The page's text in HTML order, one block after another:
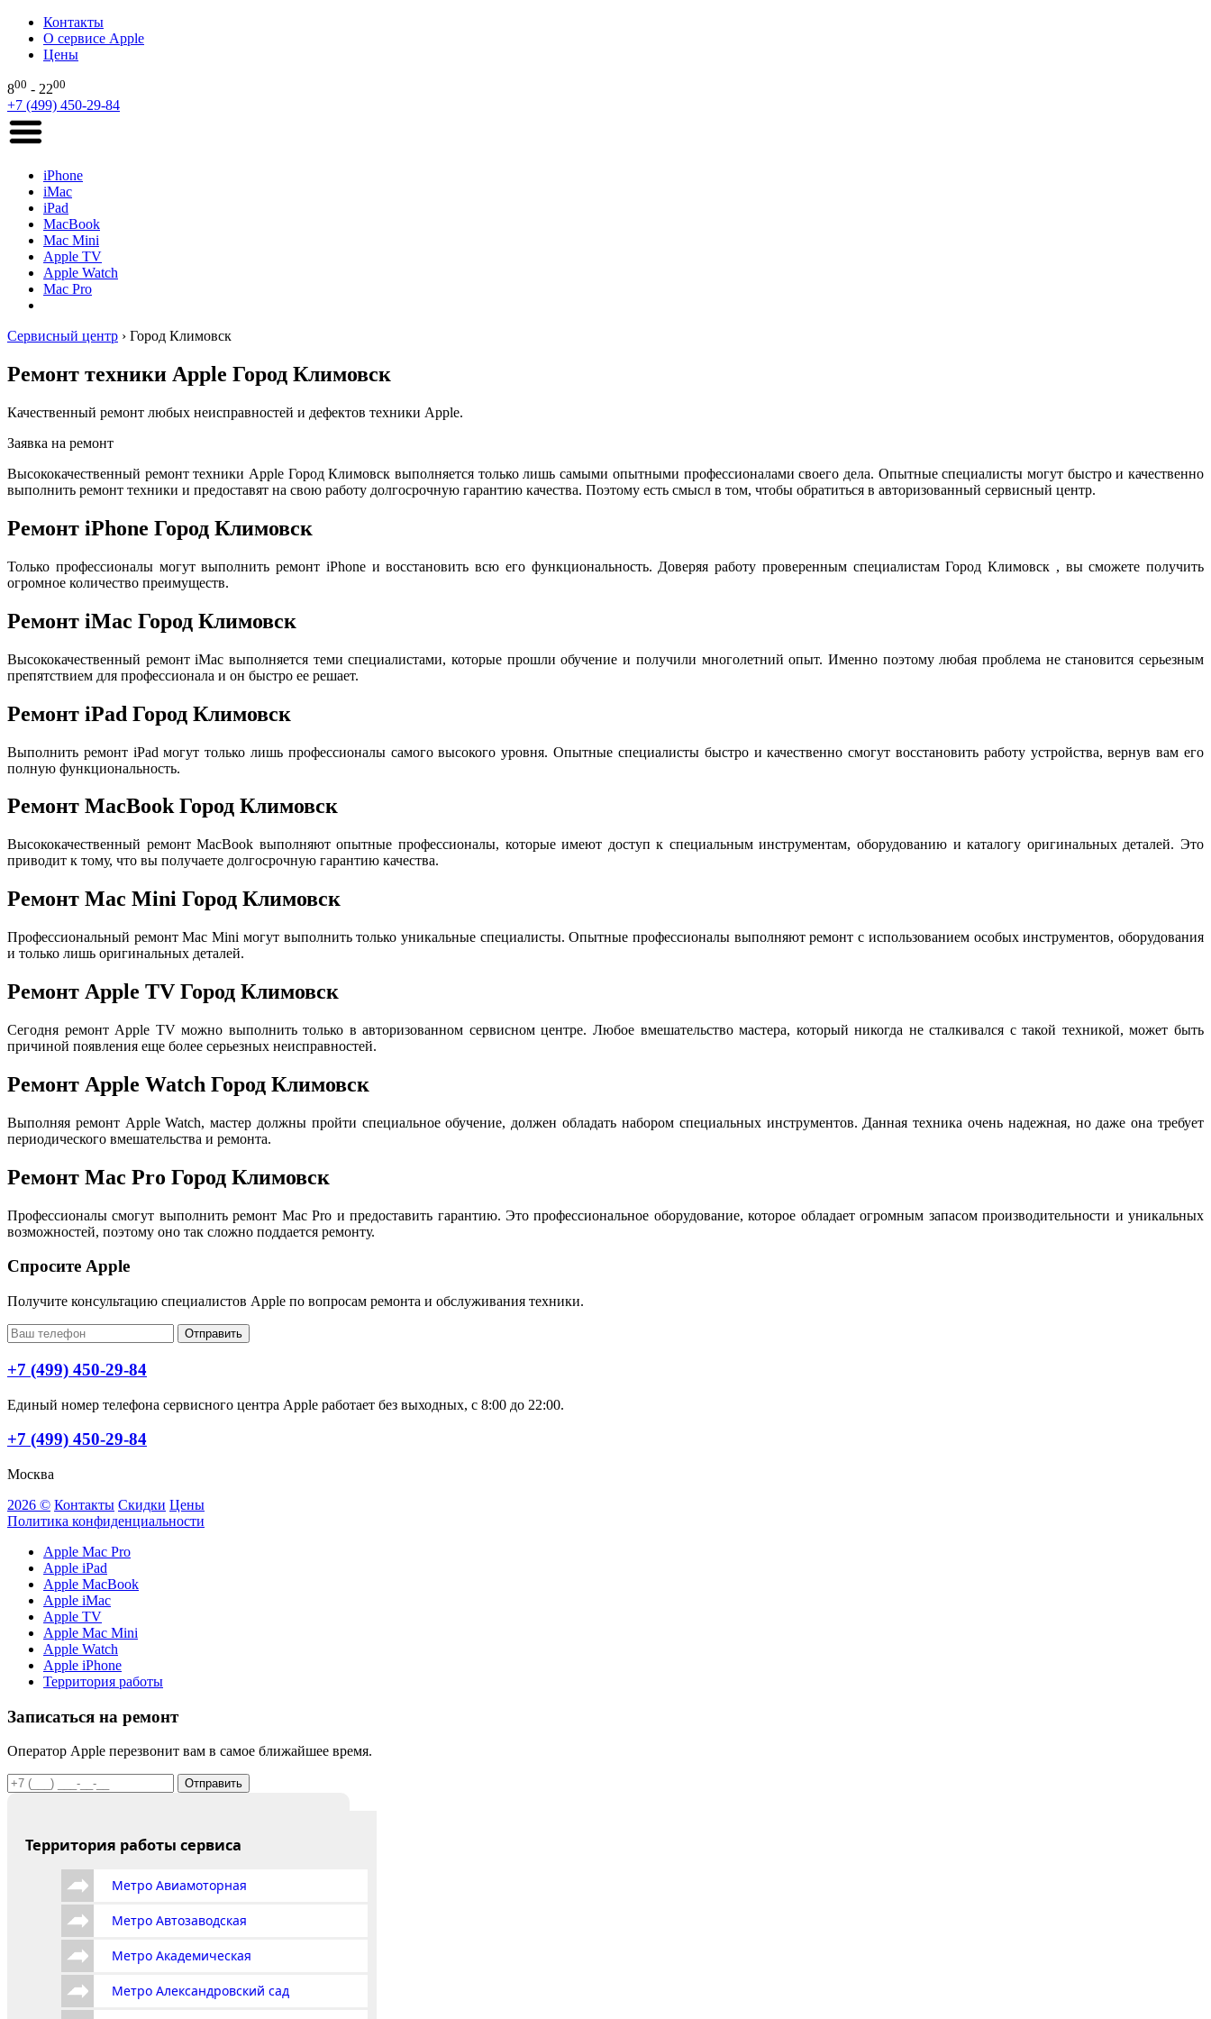
Контакты
О сервисе Apple
Цены
800 - 2200
+7 (499) 450-29-84
iPhone
iMac
iPad
MacBook
Mac Mini
Apple TV
Apple Watch
Mac Pro
Сервисный центр › Город Климовск
Ремонт техники Apple Город Климовск
Качественный ремонт любых неисправностей и дефектов техники Apple.
Заявка на ремонт
Высококачественный ремонт техники Apple Город Климовск выполняется только лишь самыми опытными профессионалами своего дела. Опытные специалисты могут быстро и качественно
выполнить ремонт техники и предоставят на свою работу долгосрочную гарантию качества. Поэтому есть смысл в том, чтобы обратиться в авторизованный сервисный центр.
Ремонт iPhone Город Климовск
Только профессионалы могут выполнить ремонт iPhone и восстановить всю его функциональность. Доверяя работу проверенным специалистам Город Климовск , вы сможете получить
огромное количество преимуществ.
Ремонт iMac Город Климовск
Высококачественный ремонт iMac выполняется теми специалистами, которые прошли обучение и получили многолетний опыт. Именно поэтому любая проблема не становится серьезным
препятствием для профессионала и он быстро ее решает.
Ремонт iPad Город Климовск
Выполнить ремонт iPad могут только лишь профессионалы самого высокого уровня. Опытные специалисты быстро и качественно смогут восстановить работу устройства, вернув вам его
полную функциональность.
Ремонт MacBook Город Климовск
Высококачественный ремонт MacBook выполняют опытные профессионалы, которые имеют доступ к специальным инструментам, оборудованию и каталогу оригинальных деталей. Это
приводит к тому, что вы получаете долгосрочную гарантию качества.
Ремонт Mac Mini Город Климовск
Профессиональный ремонт Mac Mini могут выполнить только уникальные специалисты. Опытные профессионалы выполняют ремонт с использованием особых инструментов, оборудования
и только лишь оригинальных деталей.
Ремонт Apple TV Город Климовск
Сегодня ремонт Apple TV можно выполнить только в авторизованном сервисном центре. Любое вмешательство мастера, который никогда не сталкивался с такой техникой, может быть
причиной появления еще более серьезных неисправностей.
Ремонт Apple Watch Город Климовск
Выполняя ремонт Apple Watch, мастер должны пройти специальное обучение, должен обладать набором специальных инструментов. Данная техника очень надежная, но даже она требует
периодического вмешательства и ремонта.
Ремонт Mac Pro Город Климовск
Профессионалы смогут выполнить ремонт Mac Pro и предоставить гарантию. Это профессиональное оборудование, которое обладает огромным запасом производительности и уникальных
возможностей, поэтому оно так сложно поддается ремонту.
Спросите Apple
Получите консультацию специалистов Apple по вопросам ремонта и обслуживания техники.
Отправить
+7 (499) 450-29-84
Единый номер телефона сервисного центра Apple работает без выходных, с 8:00 до 22:00.
+7 (499) 450-29-84
Москва
2026 © Контакты Скидки Цены
Политика конфиденциальности
Apple Mac Pro
Apple iPad
Apple MacBook
Apple iMac
Apple TV
Apple Mac Mini
Apple Watch
Apple iPhone
Территория работы
Записаться на ремонт
Оператор Apple перезвонит вам в самое ближайшее время.
Отправить
Территория работы сервиса
Метро Авиамоторная
Метро Автозаводская
Метро Академическая
Метро Александровский сад